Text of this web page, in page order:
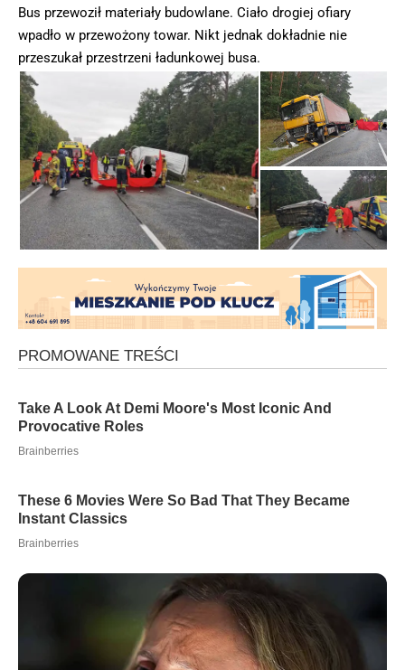
Bus przewoził materiały budowlane. Ciało drogiej ofiary
wpadło w przewożony towar. Nikt jednak dokładnie nie
przeszukał przestrzeni ładunkowej busa.